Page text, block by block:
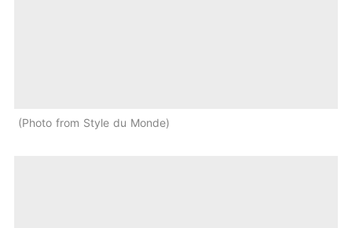
Photo from Style du Monde